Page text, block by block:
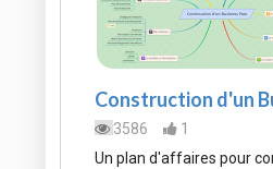
Construction d'un
3586
1
Un plan d'affaires pour